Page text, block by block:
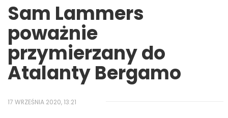
Sam Lammers
poważnie
przymierzany do
Atalanty Bergamo
17 WRZEŚNIA 2020, 13:21